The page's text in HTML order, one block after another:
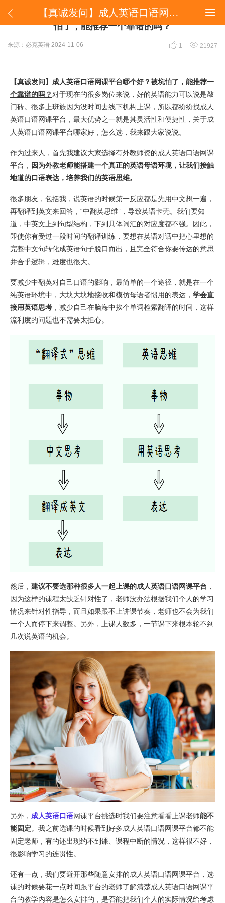
 
​【真诚发问】成人英语口语网课平台哪个好？被坑怕了，能推荐一个靠谱的吗？
​【真诚发问】成人英语口语网课平台哪个好？被坑
怕了，能推荐一个靠谱的吗？
来源：必克英语 2024-11-06  1  21927
【真诚发问】成人英语口语网课平台哪个好？被坑怕了，能推荐一
个靠谱的吗？ 对于现在的很多岗位来说，好的英语能力可以说是敲
门砖。很多上班族因为没时间去线下机构上课，所以都纷纷找成人
英语口语网课平台，最大优势之一就是其灵活性和便捷性，关于成
人英语口语网课平台哪家好，怎么选，我来跟大家说说。
作为过来人，首先我建议大家选择有外教师资的成人英语口语网课
平台， 因为外教老师能搭建一个真正的英语母语环境，让我们接触
地道的口语表达，培养我们的英语思维。
很多朋友，包括我，说英语的时候第一反应都是先用中文想一遍，
再翻译到英文来回答，“中翻英思维”，导致英语卡壳。我们要知
道，中英文上到句型结构，下到具体词汇的对应度都不强。因此，
即使你有受过一段时间的翻译训练，要想在英语对话中把心里想的
完整中文句转化成英语句子脱口而出，且完全符合你要传达的意思
并合乎逻辑，难度也很大。
要减少中翻英对自己口语的影响，最简单的一个途径，就是在一个
纯英语环境中，大块大块地接收和模仿母语者惯用的表达， 学会直
接用英语思考 ，减少自己在脑海中挨个单词检索翻译的时间，这样
流利度的问题也不需要太担心。
然后， 建议不要选那种很多人一起上课的成人英语口语网课平台 ，
因为这样的课程太缺乏针对性了，老师没办法根据我们个人的学习
情况来针对性指导，而且如果跟不上讲课节奏，老师也不会为我们
一个人而停下来调整。另外，上课人数多，一节课下来根本轮不到
几次说英语的机会。
另外， 成人英语口语网课平台挑选时我们要注意看看上课老师能不
能固定。我之前选课的时候看到好多成人英语口语网课平台都不能
固定老师，有的还出现约不到课、课程中断的情况，这样很不好，
很影响学习的连贯性。
还有一点，我们要避开那些随意安排的成人英语口语网课平台，选
课的时候要花一点时间跟平台的老师了解清楚成人英语口语网课平
台的教学内容是怎么安排的，是否能把我们个人的实际情况给考虑